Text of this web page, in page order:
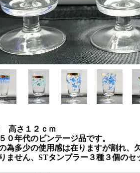
高さ１２ｃｍ
０年代のビンテージ品です。
為多少の使用感は在りますが割れ、
ません、STタンブラー３種３個のセ